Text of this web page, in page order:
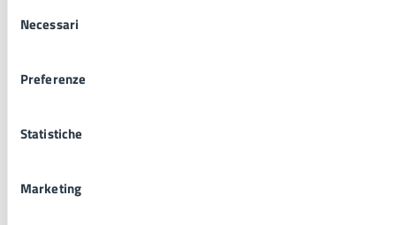
delNecessari
Preferenze
Statistiche
Marketing